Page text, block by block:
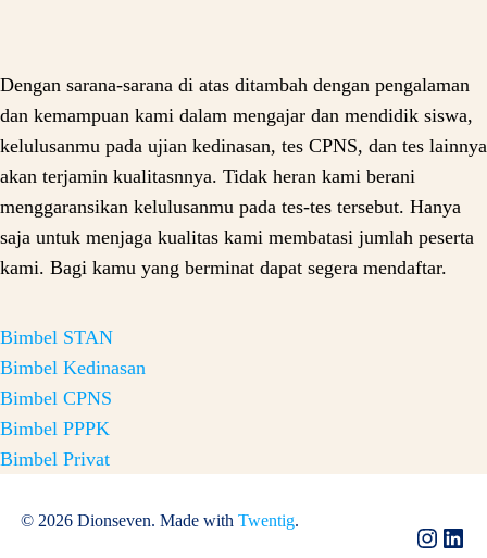
Dengan sarana-sarana di atas ditambah dengan pengalaman
dan kemampuan kami dalam mengajar dan mendidik siswa,
kelulusanmu pada ujian kedinasan, tes CPNS, dan tes lainnya
akan terjamin kualitasnnya. Tidak heran kami berani
menggaransikan kelulusanmu pada tes-tes tersebut. Hanya
saja untuk menjaga kualitas kami membatasi jumlah peserta
kami. Bagi kamu yang berminat dapat segera mendaftar.
Bimbel STAN
Bimbel Kedinasan
Bimbel CPNS
Bimbel PPPK
Bimbel Privat
© 2026 Dionseven. Made with Twentig.